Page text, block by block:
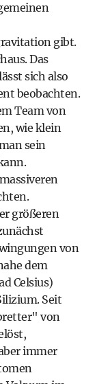
gibt.
Das
sich also
beobachten.
Team von
wie klein
sein
größeren
von
dem
Celsius)
Seit
von
immer